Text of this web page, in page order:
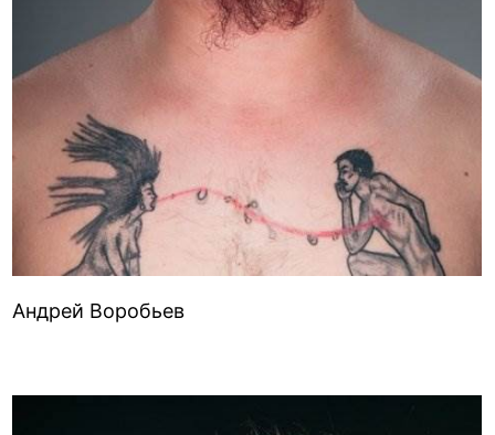
Андрей Воробьев